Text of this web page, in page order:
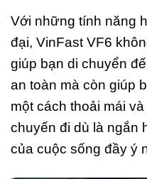
Với những tính năng
đại, VinFast VF6
giúp bạn di chuyển
an toàn mà còn giúp
một cách thoải mái
chuyến đi dù là ngắn
của cuộc sống đầy ý